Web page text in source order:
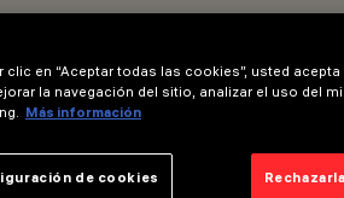
clic en “Aceptar todas las cookies”, usted
la navegación del sitio, analizar el uso del
Más información
de cookies